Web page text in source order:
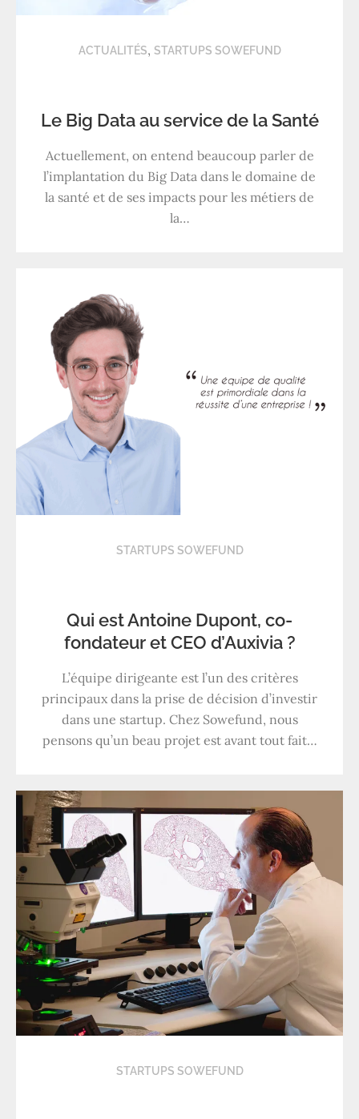
ACTUALITÉS, STARTUPS SOWEFUND
Le Big Data au service de la Santé
Actuellement, on entend beaucoup parler de
l’implantation du Big Data dans le domaine de
la santé et de ses impacts pour les métiers de
la…
STARTUPS SOWEFUND
Qui est Antoine Dupont, co-
fondateur et CEO d’Auxivia ?
L’équipe dirigeante est l’un des critères
principaux dans la prise de décision d’investir
dans une startup. Chez Sowefund, nous
pensons qu’un beau projet est avant tout fait…
STARTUPS SOWEFUND